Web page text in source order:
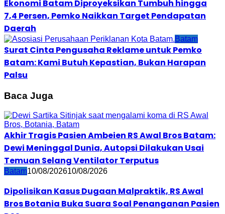
Ekonomi Batam Diproyeksikan Tumbuh hingga
7,4 Persen, Pemko Naikkan Target Pendapatan
Daerah
Batam
Surat Cinta Pengusaha Reklame untuk Pemko
Batam: Kami Butuh Kepastian, Bukan Harapan
Palsu
Baca Juga
Akhir Tragis Pasien Ambeien RS Awal Bros Batam:
Dewi Meninggal Dunia, Autopsi Dilakukan Usai
Temuan Selang Ventilator Terputus
Batam10/08/202610/08/2026
Dipolisikan Kasus Dugaan Malpraktik, RS Awal
Bros Botania Buka Suara Soal Penanganan Pasien